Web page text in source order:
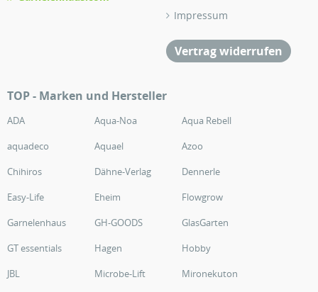
Impressum
Vertrag widerrufen
TOP - Marken und Hersteller
ADA Aqua-Noa
Aqua Rebell
aquadeco
Aquael
Azoo
Chihiros
Dähne-Verlag
Dennerle
Easy-Life
Eheim
Flowgrow
Garnelenhaus
GH-GOODS
GlasGarten
GT essentials
Hagen
Hobby
JBL
Microbe-Lift
Mironekuton